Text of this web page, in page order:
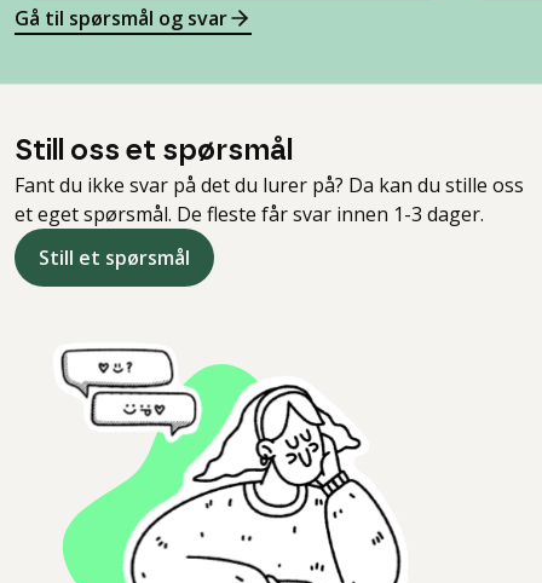
Gå til spørsmål og svar
Still oss et spørsmål
Fant du ikke svar på det du lurer på? Da kan du stille oss
et eget spørsmål. De fleste får svar innen 1-3 dager.
Still et spørsmål